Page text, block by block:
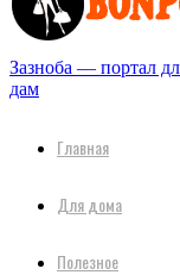
Зазноба — портал
дам
Главная
Для дома
Полезное